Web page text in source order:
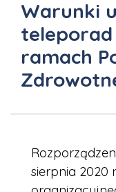
Warunki
ramach
sierpnia 2020